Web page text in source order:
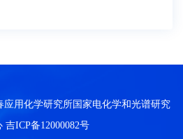
用化学研究所国家电化学和光谱研究
吉ICP备12000082号